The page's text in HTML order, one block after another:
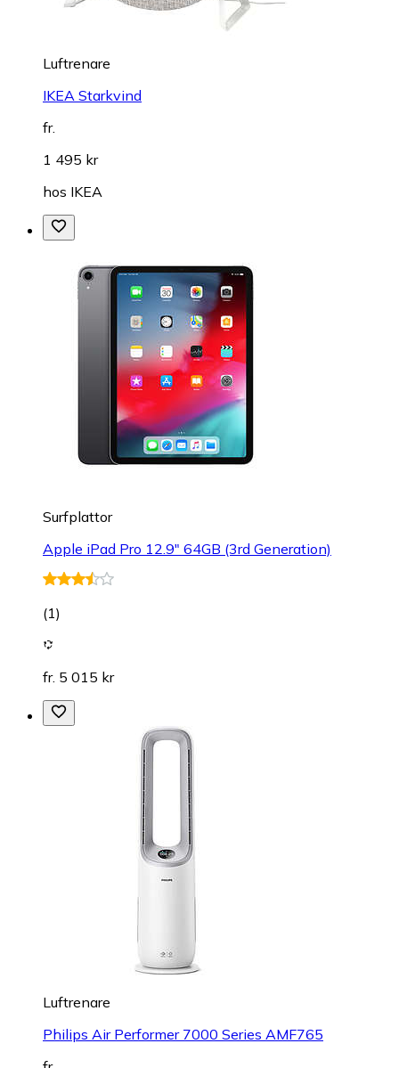
Luftrenare
IKEA Starkvind
fr.
1 495 kr
hos IKEA
Surfplattor
Apple iPad Pro 12.9" 64GB (3rd Generation)
(1)
fr. 5 015 kr
Luftrenare
Philips Air Performer 7000 Series AMF765